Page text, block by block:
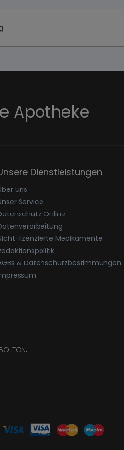
Apotheke
Dienstleistungen:
uns
Service
Online
lizenzierte Medikamente
& Datenschutzbestimmungen